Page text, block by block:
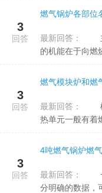
3
回答
燃气锅炉各部位
最新回答：
的机能在于向燃
3
回答
燃气模块炉和燃
最新回答：
热单元一般有着
3
回答
4吨燃气锅炉燃
最新回答：
分明确的数据，